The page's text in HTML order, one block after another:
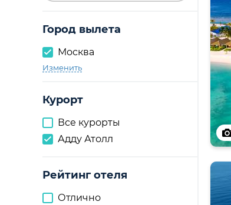
Город вылета
Москва
Изменить
Курорт
Все курорты
Адду Атолл
Рейтинг отеля
Отлично